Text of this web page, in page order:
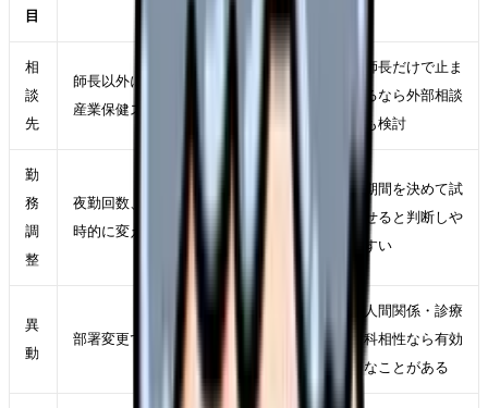
目
相
談
先
師長以外に相談できる人事・教育担当・
産業保健スタッフがいるか
師長だけで止ま
るなら外部相談
も検討
勤
務
調
整
夜勤回数、残業、休み希望、業務量を一
時的に変えられるか
期間を決めて試
せると判断しや
すい
異
動
部署変更で原因が軽くなるか
人間関係・診療
科相性なら有効
なことがある